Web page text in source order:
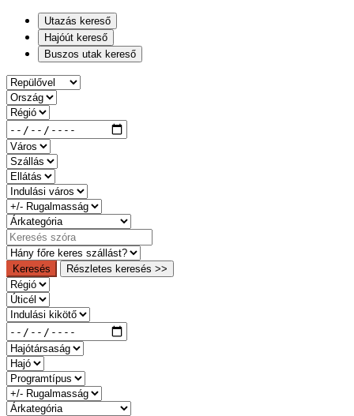
Utazás kereső
Hajóút kereső
Buszos utak kereső
Keresés Részletes keresés >>